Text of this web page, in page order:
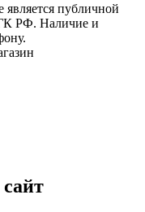
публичной
ГК РФ. Наличие и